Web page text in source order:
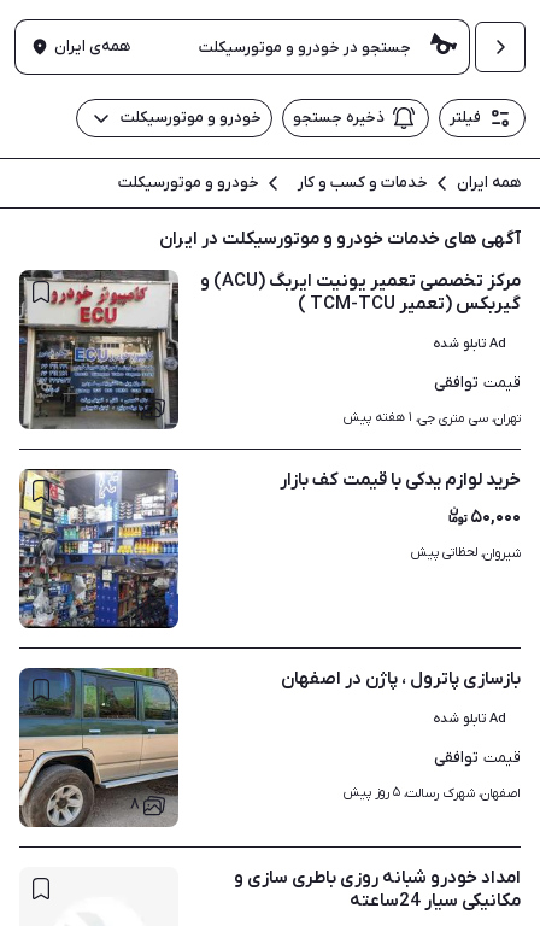
همه‌ی ایران
فیلتر ذخیره جستجو خودرو و موتورسیکلت
همه ایران خدمات و کسب و کار خودرو و موتورسیکلت
آگهی های خدمات خودرو و موتورسیکلت در ایران
۱
مرکز تخصصی تعمیر یونیت ایربگ (ACU) و
گیربکس (تعمیر TCM-TCU )
Ad تابلو شده
قیمت توافقی
تهران، سی متری جی، ۱ هفته پیش
۱
خرید لوازم یدکی با قیمت کف بازار
۵۰,۰۰۰
شیروان، لحظاتی پیش
۸
بازسازی پاترول ، پاژن در اصفهان
Ad تابلو شده
قیمت توافقی
اصفهان، شهرک رسالت، ۵ روز پیش
امداد خودرو شبانه روزی باطری سازی و
مکانیکی سیار 24ساعته